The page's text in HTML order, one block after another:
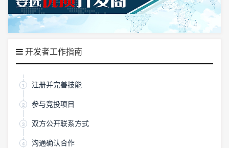
开发者工作指南
1 注册并完善技能
2 参与竞投项目
3 双方公开联系方式
4 沟通确认合作